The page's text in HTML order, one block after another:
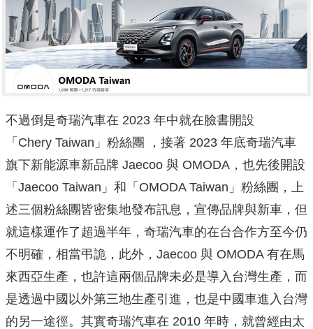
不過倒是奇瑞汽車在 2023 年中就在臉書開設
「Chery Taiwan」粉絲團 ，接著 2023 年底奇瑞汽車
旗下新能源車新品牌 Jaecoo 與 OMODA，也先後開設
「Jaecoo Taiwan」和「OMODA Taiwan」粉絲團，上
述三個粉絲團皆密集地發布訊息，宣傳品牌與新車，但
就這樣運作了超過半年，奇瑞汽車的在台合作方至今仍
不明確，相當弔詭，此外，Jaecoo 與 OMODA 有在馬
來西亞生產，也許這兩個品牌未必是導入台灣生產，而
是透過中國以外第三地生產引進，也是中國車進入台灣
的另一途徑。其實奇瑞汽車在 2010 年時，就曾經由太